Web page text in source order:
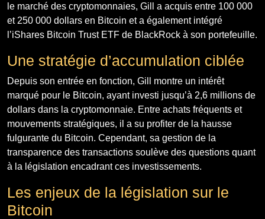
le marché des cryptomonnaies, Gill a acquis entre 100 000
et 250 000 dollars en Bitcoin et a également intégré
l’iShares Bitcoin Trust ETF de BlackRock à son portefeuille.
Une stratégie d’accumulation ciblée
Depuis son entrée en fonction, Gill montre un intérêt
marqué pour le Bitcoin, ayant investi jusqu’à 2,6 millions de
dollars dans la cryptomonnaie. Entre achats fréquents et
mouvements stratégiques, il a su profiter de la hausse
fulgurante du Bitcoin. Cependant, sa gestion de la
transparence des transactions soulève des questions quant
à la législation encadrant ces investissements.
Les enjeux de la législation sur le
Bitcoin